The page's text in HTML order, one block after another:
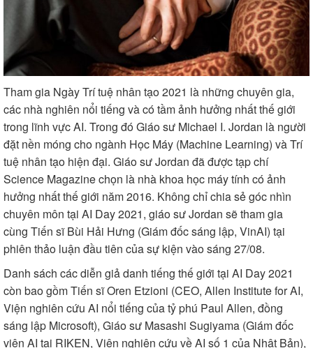
Tham gia Ngày Trí tuệ nhân tạo 2021 là những chuyên gia,
các nhà nghiên nổi tiếng và có tầm ảnh hưởng nhất thế giới
trong lĩnh vực AI. Trong đó Giáo sư Michael I. Jordan là người
đặt nền móng cho ngành Học Máy (Machine Learning) và Trí
tuệ nhân tạo hiện đại. Giáo sư Jordan đã được tạp chí
Science Magazine chọn là nhà khoa học máy tính có ảnh
hưởng nhất thế giới năm 2016. Không chỉ chia sẻ góc nhìn
chuyên môn tại AI Day 2021, giáo sư Jordan sẽ tham gia
cùng Tiến sĩ Bùi Hải Hưng (Giám đốc sáng lập, VinAI) tại
phiên thảo luận đầu tiên của sự kiện vào sáng 27/08.
Danh sách các diễn giả danh tiếng thế giới tại AI Day 2021
còn bao gồm Tiến sĩ Oren Etzioni (CEO, Allen Institute for AI,
Viện nghiên cứu AI nổi tiếng của tỷ phú Paul Allen, đồng
sáng lập Microsoft), Giáo sư Masashi Sugiyama (Giám đốc
viện AI tại RIKEN, Viện nghiên cứu về AI số 1 của Nhật Bản),